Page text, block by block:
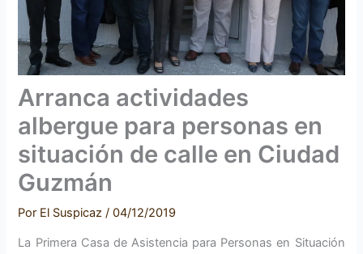
Arranca actividades
albergue para personas en
situación de calle en Ciudad
Guzmán
Por El Suspicaz/04/12/2019
La Primera Casa de Asistencia para Personas en Situación